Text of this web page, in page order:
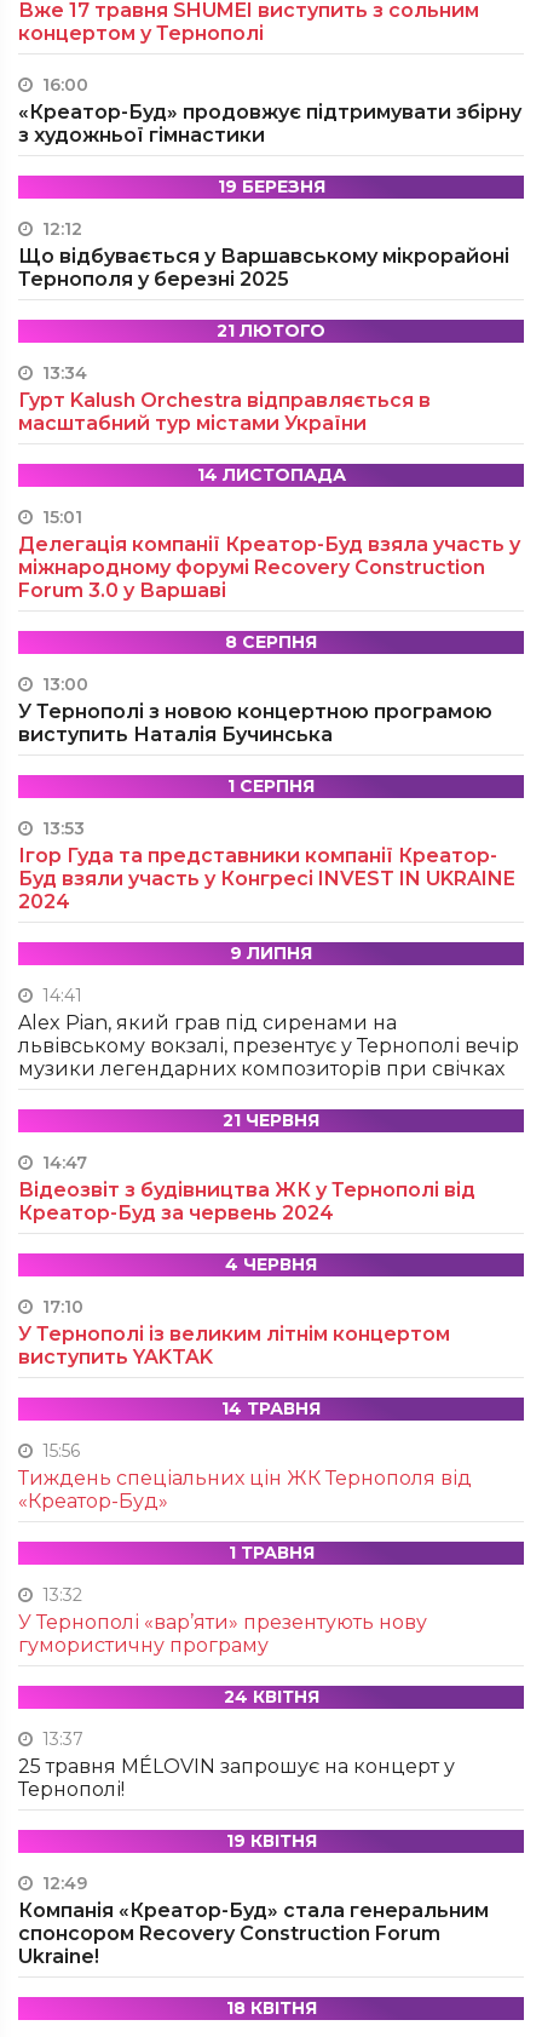
Вже 17 травня SHUMEI виступить з сольним
концертом у Тернополі
16:00
«Креатор-Буд» продовжує підтримувати збірну
з художньої гімнастики
19 БЕРЕЗНЯ
12:12
Що відбувається у Варшавському мікрорайоні
Тернополя у березні 2025
21 ЛЮТОГО
13:34
Гурт Kalush Orchestra відправляється в
масштабний тур містами України
14 ЛИСТОПАДА
15:01
Делегація компанії Креатор-Буд взяла участь у
міжнародному форумі Recovery Construction
Forum 3.0 у Варшаві
8 СЕРПНЯ
13:00
У Тернополі з новою концертною програмою
виступить Наталія Бучинська
1 СЕРПНЯ
13:53
Ігор Гуда та представники компанії Креатор-
Буд взяли участь у Конгресі INVEST IN UKRAINE
2024
9 ЛИПНЯ
14:41
Alex Pian, який грав під сиренами на
львівському вокзалі, презентує у Тернополі вечір
музики легендарних композиторів при свічках
21 ЧЕРВНЯ
14:47
Відеозвіт з будівництва ЖК у Тернополі від
Креатор-Буд за червень 2024
4 ЧЕРВНЯ
17:10
У Тернополі із великим літнім концертом
виступить YAKTAK
14 ТРАВНЯ
15:56
Тиждень спеціальних цін ЖК Тернополя від
«Креатор-Буд»
1 ТРАВНЯ
13:32
У Тернополі «вар’яти» презентують нову
гумористичну програму
24 КВІТНЯ
13:37
25 травня MÉLOVIN запрошує на концерт у
Тернополі!
19 КВІТНЯ
12:49
Компанія «Креатор-Буд» стала генеральним
спонсором Recovery Construction Forum
Ukraine!
18 КВІТНЯ